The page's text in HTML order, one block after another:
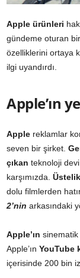
Apple ürünleri
gündeme oturan
özelliklerini ortaya
ilgi uyandırdı.
Apple’ın
Apple reklamlar
seven bir şirket.
çıkan teknoloji
karşımızda. Üstelik
dolu filmlerden
2’nin arkasındaki
Apple’ın sinematik
Apple’ın YouTube
içerisinde 200 bin